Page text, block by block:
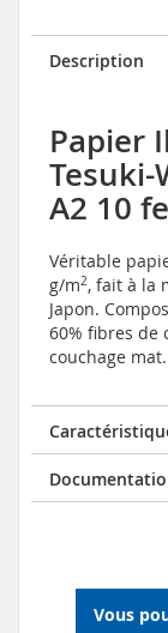
Description
Papier
Tesuki-
A2 10
Véritable
g/m2, fait à la
Japon.
60% fibres de
couchage mat.
Vous